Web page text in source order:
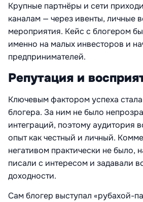
Крупные партнёры и сети
каналам — через ивенты, личные
мероприятия. Кейс с блогером
именно на малых инвесторов и
предпринимателей.
Репутация и
Ключевым фактором успеха
блогера. За ним не было
интеграций, поэтому аудитория
опыт как честный и личный.
негативом практически не было,
писали с интересом и задавали
доходности.
Сам блогер выступал «рубахой-